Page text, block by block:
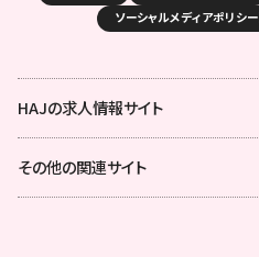
ソーシャルメディアポリシー
HAJの求人情報サイト
その他の関連サイト